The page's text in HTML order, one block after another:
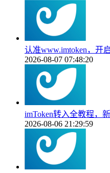
认准www.imtoken，开
2026-08-07 07:48:20
imToken转入全教程，
2026-08-06 21:29:59